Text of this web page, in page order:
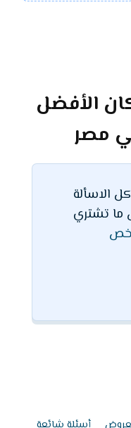
الأفضل
مصر
الاسألة
ما تشتري